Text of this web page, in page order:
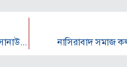
নগরীর অরিয়েন্ট রেস্টুরেন্টে ডা: তাহের – মোরশেদ- আজাদ -সানাউল্লাহ পরিষদের মতবিনিময় সভা নাসিরাবাদ সমাজ